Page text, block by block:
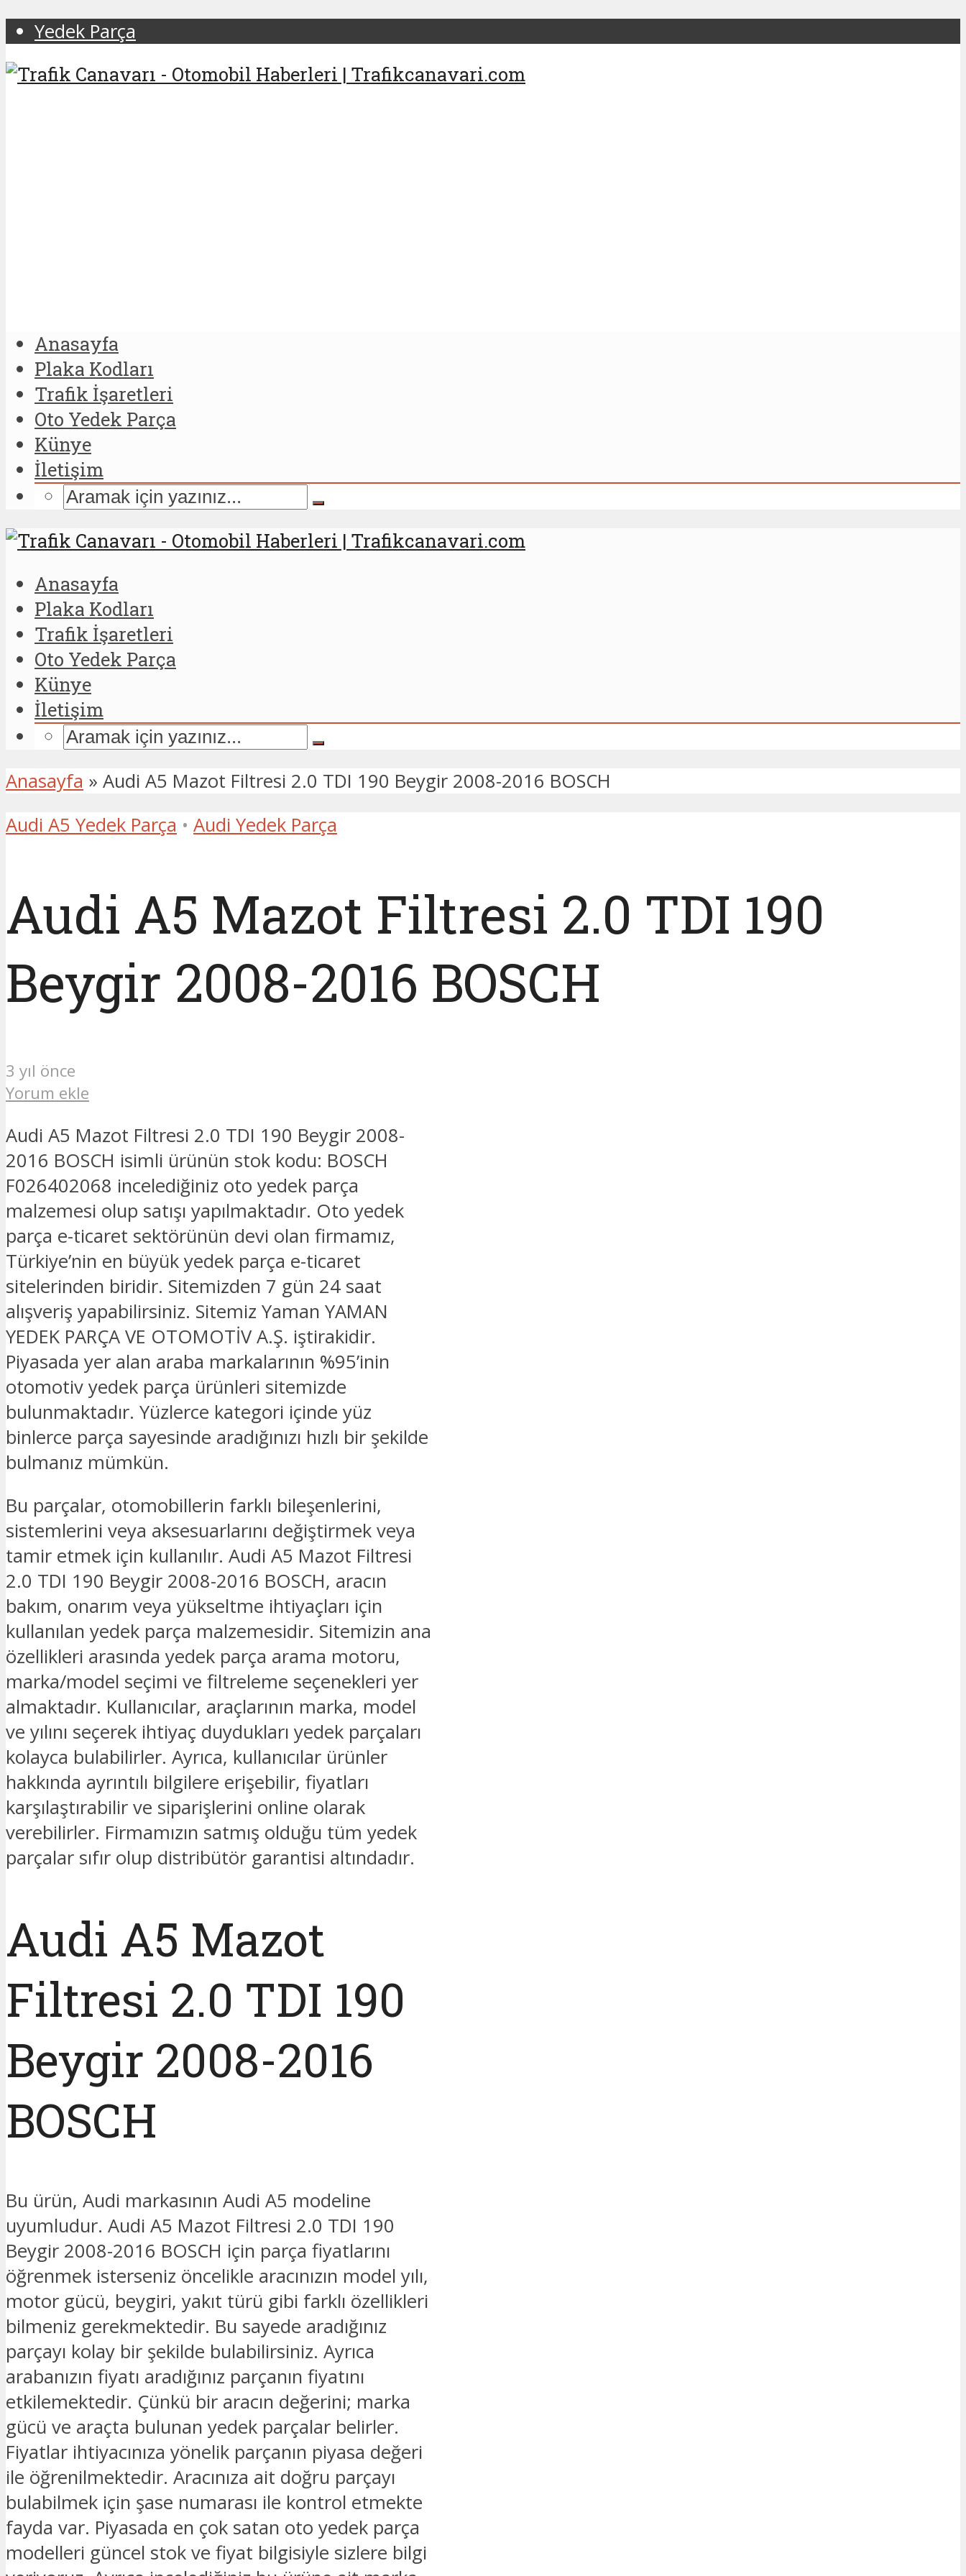
Yedek Parça
Anasayfa
Plaka Kodları
Trafik İşaretleri
Oto Yedek Parça
Künye
İletişim
Anasayfa
Plaka Kodları
Trafik İşaretleri
Oto Yedek Parça
Künye
İletişim
Anasayfa » Audi A5 Mazot Filtresi 2.0 TDI 190 Beygir 2008-2016 BOSCH
Audi A5 Yedek Parça • Audi Yedek Parça
Audi A5 Mazot Filtresi 2.0 TDI 190
Beygir 2008-2016 BOSCH
3 yıl önce
Yorum ekle
Audi A5 Mazot Filtresi 2.0 TDI 190 Beygir 2008-
2016 BOSCH isimli ürünün stok kodu: BOSCH
F026402068 incelediğiniz oto yedek parça
malzemesi olup satışı yapılmaktadır. Oto yedek
parça e-ticaret sektörünün devi olan firmamız,
Türkiye’nin en büyük yedek parça e-ticaret
sitelerinden biridir. Sitemizden 7 gün 24 saat
alışveriş yapabilirsiniz. Sitemiz Yaman YAMAN
YEDEK PARÇA VE OTOMOTİV A.Ş. iştirakidir.
Piyasada yer alan araba markalarının %95’inin
otomotiv yedek parça ürünleri sitemizde
bulunmaktadır. Yüzlerce kategori içinde yüz
binlerce parça sayesinde aradığınızı hızlı bir şekilde
bulmanız mümkün.
Bu parçalar, otomobillerin farklı bileşenlerini,
sistemlerini veya aksesuarlarını değiştirmek veya
tamir etmek için kullanılır. Audi A5 Mazot Filtresi
2.0 TDI 190 Beygir 2008-2016 BOSCH, aracın
bakım, onarım veya yükseltme ihtiyaçları için
kullanılan yedek parça malzemesidir. Sitemizin ana
özellikleri arasında yedek parça arama motoru,
marka/model seçimi ve filtreleme seçenekleri yer
almaktadır. Kullanıcılar, araçlarının marka, model
ve yılını seçerek ihtiyaç duydukları yedek parçaları
kolayca bulabilirler. Ayrıca, kullanıcılar ürünler
hakkında ayrıntılı bilgilere erişebilir, fiyatları
karşılaştırabilir ve siparişlerini online olarak
verebilirler. Firmamızın satmış olduğu tüm yedek
parçalar sıfır olup distribütör garantisi altındadır.
Audi A5 Mazot
Filtresi 2.0 TDI 190
Beygir 2008-2016
BOSCH
Bu ürün, Audi markasının Audi A5 modeline
uyumludur. Audi A5 Mazot Filtresi 2.0 TDI 190
Beygir 2008-2016 BOSCH için parça fiyatlarını
öğrenmek isterseniz öncelikle aracınızın model yılı,
motor gücü, beygiri, yakıt türü gibi farklı özellikleri
bilmeniz gerekmektedir. Bu sayede aradığınız
parçayı kolay bir şekilde bulabilirsiniz. Ayrıca
arabanızın fiyatı aradığınız parçanın fiyatını
etkilemektedir. Çünkü bir aracın değerini; marka
gücü ve araçta bulunan yedek parçalar belirler.
Fiyatlar ihtiyacınıza yönelik parçanın piyasa değeri
ile öğrenilmektedir. Aracınıza ait doğru parçayı
bulabilmek için şase numarası ile kontrol etmekte
fayda var. Piyasada en çok satan oto yedek parça
modelleri güncel stok ve fiyat bilgisiyle sizlere bilgi